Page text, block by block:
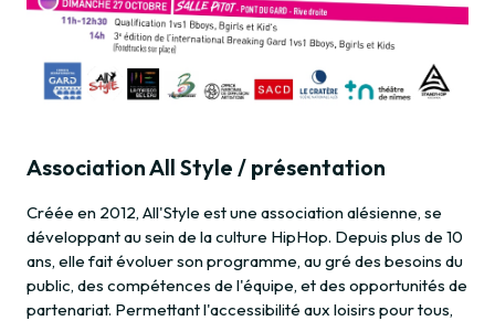
Association All Style / présentation
Créée en 2012, All'Style est une association alésienne, se
développant au sein de la culture HipHop. Depuis plus de 10
ans, elle fait évoluer son programme, au gré des besoins du
public, des compétences de l'équipe, et des opportunités de
partenariat. Permettant l'accessibilité aux loisirs pour tous,